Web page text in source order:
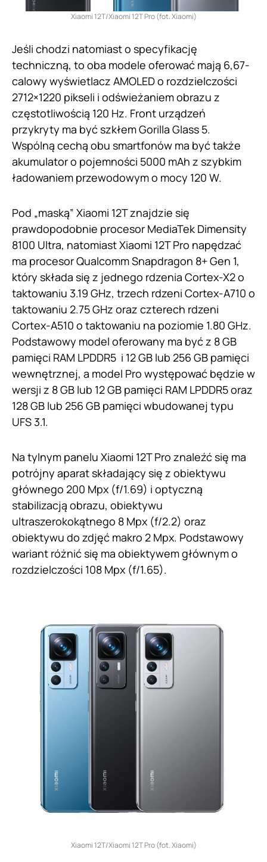
Xiaomi 12T/Xiaomi 12T Pro (fot. Xiaomi)
Jeśli chodzi natomiast o specyfikację
techniczną, to oba modele oferować mają 6,67-
calowy wyświetlacz AMOLED o rozdzielczości
2712×1220 pikseli i odświeżaniem obrazu z
częstotliwością 120 Hz. Front urządzeń
przykryty ma być szkłem Gorilla Glass 5.
Wspólną cechą obu smartfonów ma być także
akumulator o pojemności 5000 mAh z szybkim
ładowaniem przewodowym o mocy 120 W.
Pod „maską” Xiaomi 12T znajdzie się
prawdopodobnie procesor MediaTek Dimensity
8100 Ultra, natomiast Xiaomi 12T Pro napędzać
ma procesor Qualcomm Snapdragon 8+ Gen 1,
który składa się z jednego rdzenia Cortex-X2 o
taktowaniu 3.19 GHz, trzech rdzeni Cortex-A710 o
taktowaniu 2.75 GHz oraz czterech rdzeni
Cortex-A510 o taktowaniu na poziomie 1.80 GHz.
Podstawowy model oferowany ma być z 8 GB
pamięci RAM LPDDR5 i 12 GB lub 256 GB pamięci
wewnętrznej, a model Pro występować będzie w
wersji z 8 GB lub 12 GB pamięci RAM LPDDR5 oraz
128 GB lub 256 GB pamięci wbudowanej typu
UFS 3.1.
Na tylnym panelu Xiaomi 12T Pro znaleźć się ma
potrójny aparat składający się z obiektywu
głównego 200 Mpx (f/1.69) i optyczną
stabilizacją obrazu, obiektywu
ultraszerokokątnego 8 Mpx (f/2.2) oraz
obiektywu do zdjęć makro 2 Mpx. Podstawowy
wariant różnić się ma obiektywem głównym o
rozdzielczości 108 Mpx (f/1.65).
Xiaomi 12T/Xiaomi 12T Pro (fot. Xiaomi)